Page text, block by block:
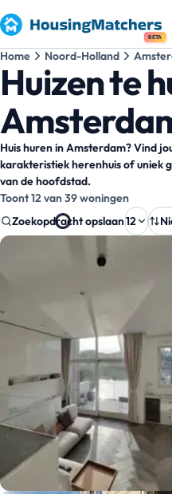
BETA
Home Noord-Holland
Huizen te
Huis huren in Amsterdam? Vind
karakteristiek herenhuis of uniek
van de hoofdstad.
Toont 12 van 39 woningen
Zoekopdracht opslaan12
Zoekresultaten